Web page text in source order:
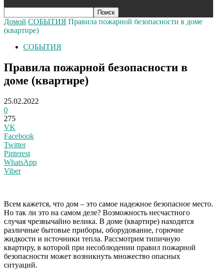
Домой СОБЫТИЯ Правила пожарной безопасности в доме
(квартире)
СОБЫТИЯ
Правила пожарной безопасности в
доме (квартире)
25.02.2022
0
275
VK
Facebook
Twitter
Pinterest
WhatsApp
Viber
Всем кажется, что дом – это самое надежное безопасное место.
Но так ли это на самом деле? Возможность несчастного
случая чрезвычайно велика. В доме (квартире) находятся
различные бытовые приборы, оборудование, горючие
жидкости и источники тепла. Рассмотрим типичную
квартиру, в которой при несоблюдении правил пожарной
безопасности может возникнуть множество опасных
ситуаций.